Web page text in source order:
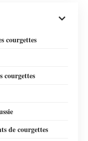
courgettes
courgettes
de courgettes